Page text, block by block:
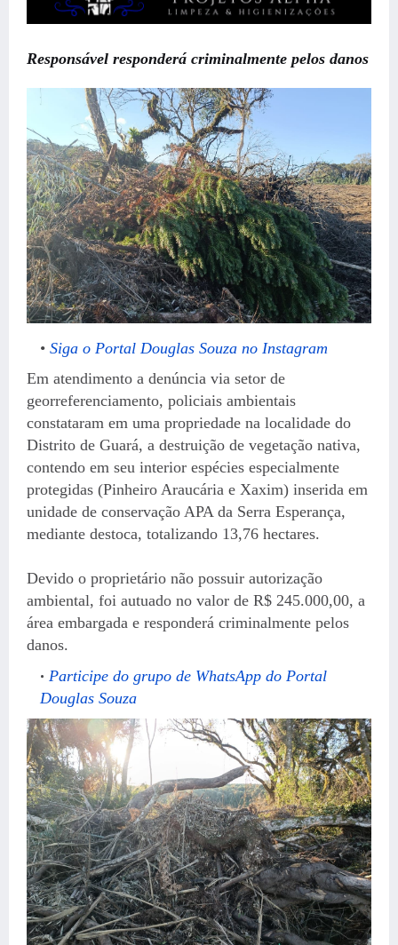
Responsável responderá criminalmente pelos danos
Siga o Portal Douglas Souza no Instagram
Em atendimento a denúncia via setor de
georreferenciamento, policiais ambientais
constataram em uma propriedade na localidade do
Distrito de Guará, a destruição de vegetação nativa,
contendo em seu interior espécies especialmente
protegidas (Pinheiro Araucária e Xaxim) inserida em
unidade de conservação APA da Serra Esperança,
mediante destoca, totalizando 13,76 hectares.
Devido o proprietário não possuir autorização
ambiental, foi autuado no valor de R$ 245.000,00, a
área embargada e responderá criminalmente pelos
danos.
Participe do grupo de WhatsApp do Portal
Douglas Souza